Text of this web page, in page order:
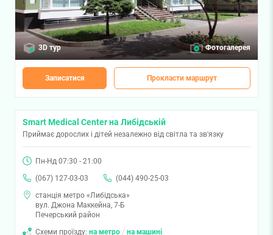
3D тур Фотогалерея
Записатися Прокласти маршрут
Smart Medical Center на Либідській
Приймає дорослих і дітей незалежно від світла та зв'язку
Пн-Нд 07:30 - 21:00
(067) 127-03-03
(044) 490-25-03
станція метро «Либідська»
вул. Джона Маккейна, 7-Б
Печерський район
Схеми проїзду: на метро / на машині